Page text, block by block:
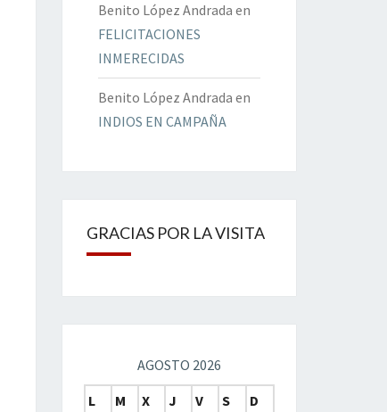
Benito López Andrada en
FELICITACIONES
INMERECIDAS
Benito López Andrada en
INDIOS EN CAMPAÑA
GRACIAS POR LA VISITA
AGOSTO 2026
L
M X J V S
D